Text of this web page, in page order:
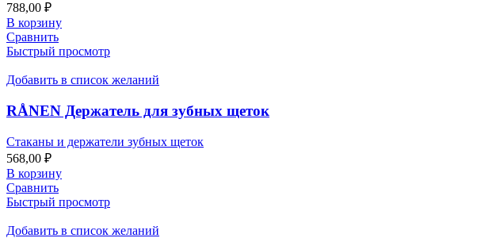
788,00 ₽
В корзину
Сравнить
Быстрый просмотр
Добавить в список желаний
RÅNEN Держатель для зубных щеток
Стаканы и держатели зубных щеток
568,00 ₽
В корзину
Сравнить
Быстрый просмотр
Добавить в список желаний